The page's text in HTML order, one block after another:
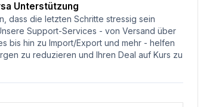
Unterstützung
dass die letzten Schritte stressig sein
Support-Services - von Versand über
bis hin zu Import/Export und mehr - helfen
zu reduzieren und Ihren Deal auf Kurs zu